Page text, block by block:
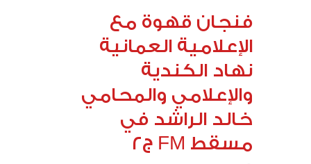
فنجان قهوة مع
الإعلامية العمانية
نهاد الكندية
والإعلامي والمحامي
خالد الراشد في
مسقط FM ج٢